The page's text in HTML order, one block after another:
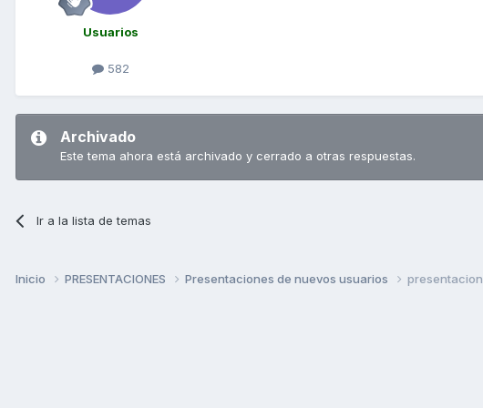
Usuarios
582
Archivado
Este tema ahora está archivado y cerrado a otras respuestas.
Ir a la lista de temas
Inicio PRESENTACIONES Presentaciones de nuevos usuarios presentacion